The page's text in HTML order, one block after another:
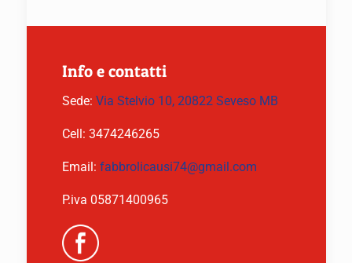
Info e contatti
Sede: Via Stelvio 10, 20822 Seveso MB
Cell: 3474246265
Email: fabbrolicausi74@gmail.com
P.iva 05871400965